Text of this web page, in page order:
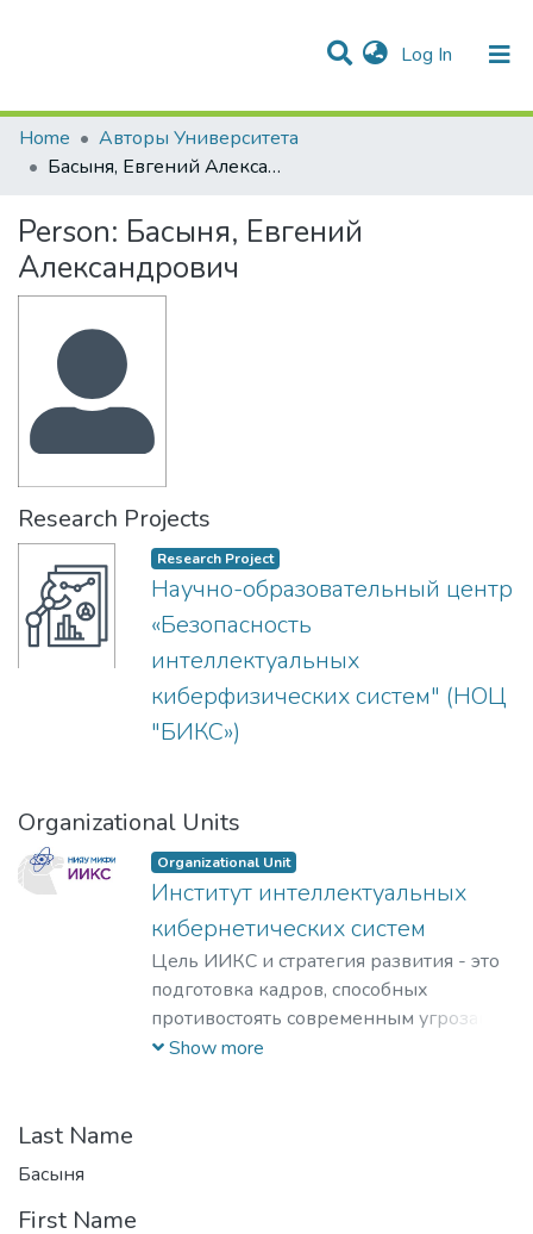
Log In (current)
Communities & Collections
Statistics
All of DSpace
Home
Авторы Университета
Басыня, Евгений Александрович
Person: Басыня, Евгений
Александрович
Research Projects
Research Project
Научно-образовательный центр
«Безопасность
интеллектуальных
киберфизических систем" (НОЦ
"БИКС»)
Organizational Units
Organizational Unit
Институт интеллектуальных
кибернетических систем
Цель ИИКС и стратегия развития - это
подготовка кадров, способных
противостоять современным угрозам и
вызовам, обладающих знаниями и
Show more
Last Name
Басыня
First Name